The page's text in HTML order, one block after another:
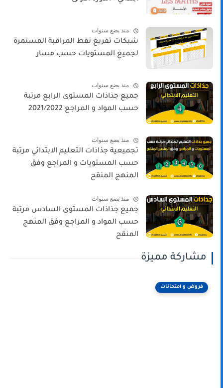
منذ بضع سنوات
شبكات تفريغ نقط المراقبة المستمرة
لجميع المستويات حسب مسار
منذ بضع سنوات
جميع جذاذات المستوى الرابع مرتبة
حسب المواد و المراجع 2021/2022
منذ بضع سنوات
تجميعية جذاذات التعليم الابتدائي مرتبة
حسب المستويات و المراجع وفق
المنهج المنقح
منذ بضع سنوات
جميع جذاذات المستوى السادس مرتبة
حسب المواد و المراجع وفق المنهج
المنقح
مشاركة مميزة
فروض و امتحانات